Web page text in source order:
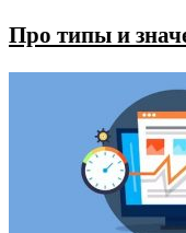
Про типы и